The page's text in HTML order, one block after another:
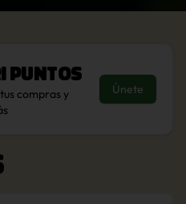
Puntos
compras y
Únete